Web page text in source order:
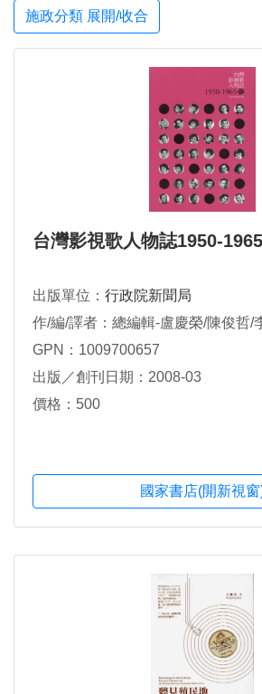
施政分類 展開/收合
台灣影視歌人物誌1950-1965
出版單位： 行政院新聞局
作/編/譯者：總編輯-盧慶榮/陳俊哲/
GPN：1009700657
出版／創刊日期：2008-03
價格：500
國家書店(開新視